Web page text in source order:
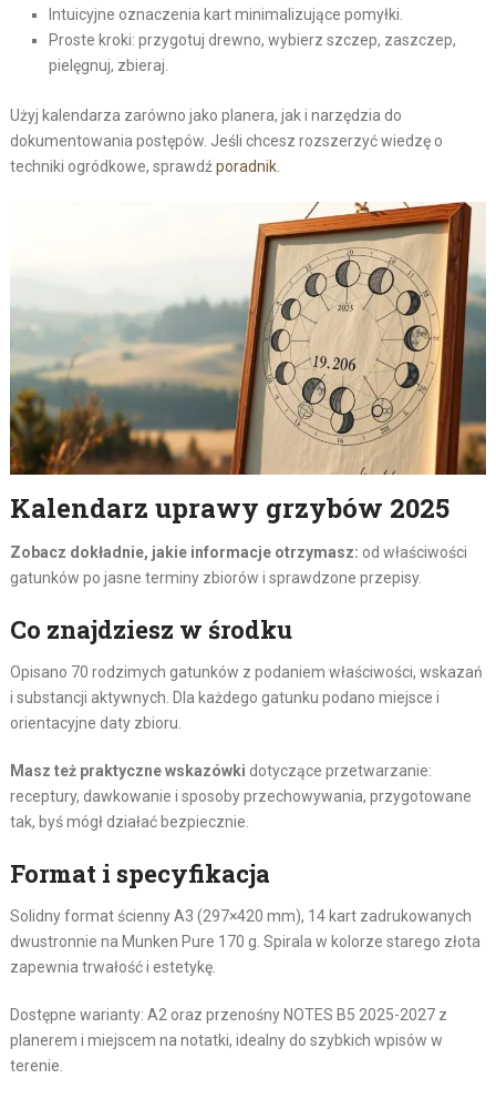
Intuicyjne oznaczenia kart minimalizujące pomyłki.
Proste kroki: przygotuj drewno, wybierz szczep, zaszczep,
pielęgnuj, zbieraj.
Użyj kalendarza zarówno jako planera, jak i narzędzia do
dokumentowania postępów. Jeśli chcesz rozszerzyć wiedzę o
techniki ogródkowe, sprawdźporadnik.
Kalendarz uprawy grzybów 2025
Zobacz dokładnie, jakie informacje otrzymasz: od właściwości
gatunków po jasne terminy zbiorów i sprawdzone przepisy.
Co znajdziesz w środku
Opisano 70 rodzimych gatunków z podaniem właściwości, wskazań
i substancji aktywnych. Dla każdego gatunku podano miejsce i
orientacyjne daty zbioru.
Masz też praktyczne wskazówki dotyczące przetwarzanie:
receptury, dawkowanie i sposoby przechowywania, przygotowane
tak, byś mógł działać bezpiecznie.
Format i specyfikacja
Solidny format ścienny A3 (297×420 mm), 14 kart zadrukowanych
dwustronnie na Munken Pure 170 g. Spirala w kolorze starego złota
zapewnia trwałość i estetykę.
Dostępne warianty: A2 oraz przenośny NOTES B5 2025-2027 z
planerem i miejscem na notatki, idealny do szybkich wpisów w
terenie.